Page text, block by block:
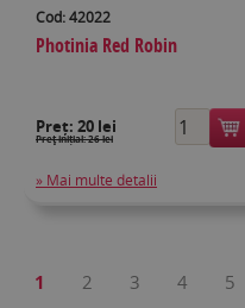
Cod: 42022
Photinia Red Robin
Preț: 20 lei
Preţ inițial: 26 lei
» Mai multe detalii
1 2 3 4 5